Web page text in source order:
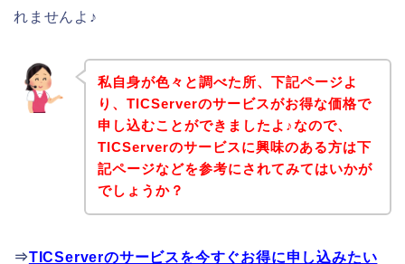
れませんよ♪
私自身が色々と調べた所、下記ページよ
り、TICServerのサービスがお得な価格で
申し込むことができましたよ♪なので、
TICServerのサービスに興味のある方は下
記ページなどを参考にされてみてはいかが
でしょうか？
⇒TICServerのサービスを今すぐお得に申し込みたい